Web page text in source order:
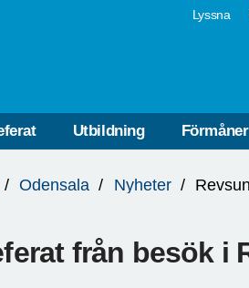
Lyssna
Utbildning Förmåner
Odensala Nyheter
från besök i